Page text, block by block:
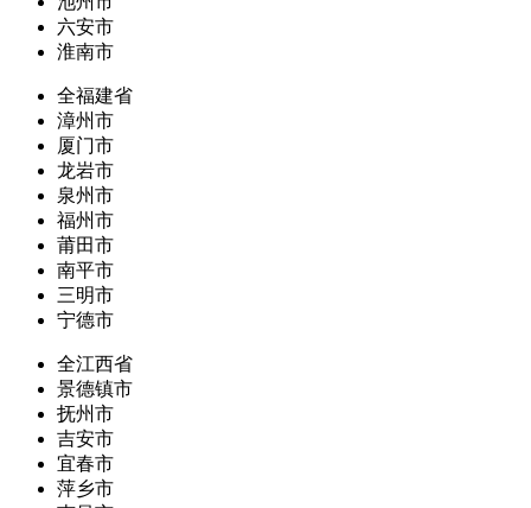
六安市
淮南市
全福建省
漳州市
厦门市
龙岩市
泉州市
福州市
莆田市
南平市
三明市
宁德市
全江西省
景德镇市
抚州市
吉安市
宜春市
萍乡市